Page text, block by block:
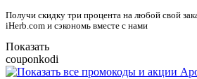
Получи скидку три процента на любой свой
iHerb.com и сэкономь вместе с нами
Показать
couponkodi